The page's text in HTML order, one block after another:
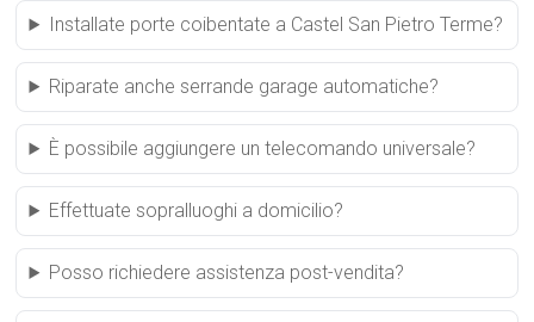
Installate porte coibentate a Castel San Pietro Terme?
Riparate anche serrande garage automatiche?
È possibile aggiungere un telecomando universale?
Effettuate sopralluoghi a domicilio?
Posso richiedere assistenza post-vendita?